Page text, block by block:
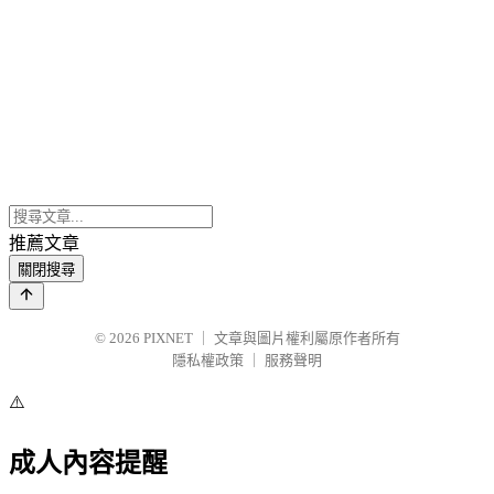
推薦文章
關閉搜尋
© 2026 PIXNET
文章與圖片權利屬原作者所有
隱私權政策
服務聲明
⚠️
成人內容提醒